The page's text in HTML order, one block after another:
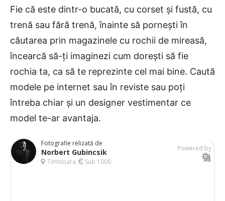
Fie că este dintr-o bucată, cu corset și fustă, cu
trenă sau fără trenă, înainte să pornești în
căutarea prin magazinele cu rochii de mireasă,
încearcă să-ți imaginezi cum dorești să fie
rochia ta, ca să te reprezinte cel mai bine. Caută
modele pe internet sau în reviste sau poți
întreba chiar și un designer vestimentar ce
model te-ar avantaja.